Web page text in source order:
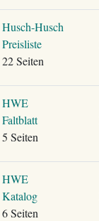
Husch-Husch
Preisliste
22 Seiten
HWE
Faltblatt
5 Seiten
HWE
Katalog
6 Seiten